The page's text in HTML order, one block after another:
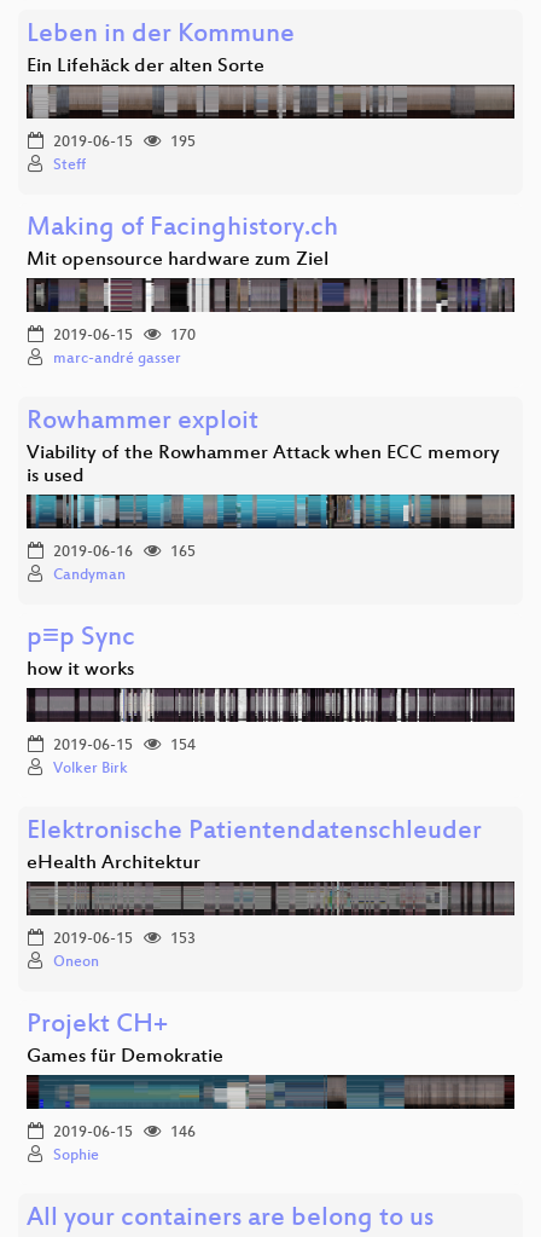
Leben in der Kommune
Ein Lifehäck der alten Sorte
2019-06-15
195
Steff
Making of Facinghistory.ch
Mit opensource hardware zum Ziel
2019-06-15
170
marc-andré gasser
Rowhammer exploit
Viability of the Rowhammer Attack when ECC memory
is used
2019-06-16
165
Candyman
p≡p Sync
how it works
2019-06-15
154
Volker Birk
Elektronische Patientendatenschleuder
eHealth Architektur
2019-06-15
153
Oneon
Projekt CH+
Games für Demokratie
2019-06-15
146
Sophie
All your containers are belong to us